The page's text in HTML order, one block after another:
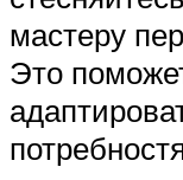
мастеру
Это